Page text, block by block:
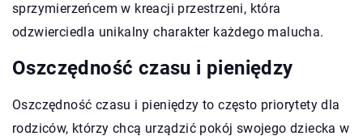
sprzymierzeńcem w kreacji przestrzeni, która
odzwierciedla unikalny charakter każdego malucha.
Oszczędność czasu i pieniędzy
Oszczędność czasu i pieniędzy to często priorytety dla
rodziców, którzy chcą urządzić pokój swojego dziecka w